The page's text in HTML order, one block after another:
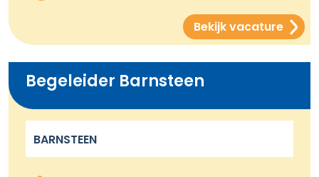
Bekijk vacature
Begeleider Barnsteen
BARNSTEEN